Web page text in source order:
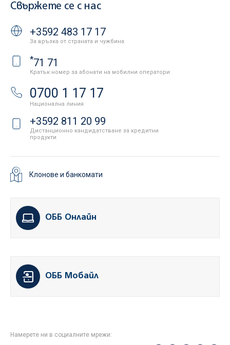
Свържете се с нас
+3592 483 17 17
За връзка от страната и чужбина
*71 71
Кратък номер за абонати на мобилни оператори
0700 1 17 17
Национална линия
+3592 811 20 99
Дистанционно кандидатстване за кредитни
продукти
Клонове и банкомати
ОББ Онлайн
ОББ Мобайл
Намерете ни в социалните мрежи: